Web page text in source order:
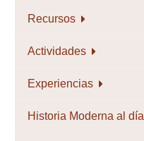
Recursos
Actividades
Experiencias
Historia Moderna al día